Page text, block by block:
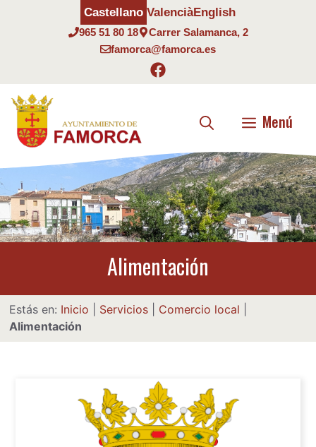
965 51 80 18
Carrer Salamanca, 2
famorca@famorca.es
Castellano ValenciàEnglish
Menú
Alimentación
Estás en: Inicio Servicios Comercio local
Alimentación